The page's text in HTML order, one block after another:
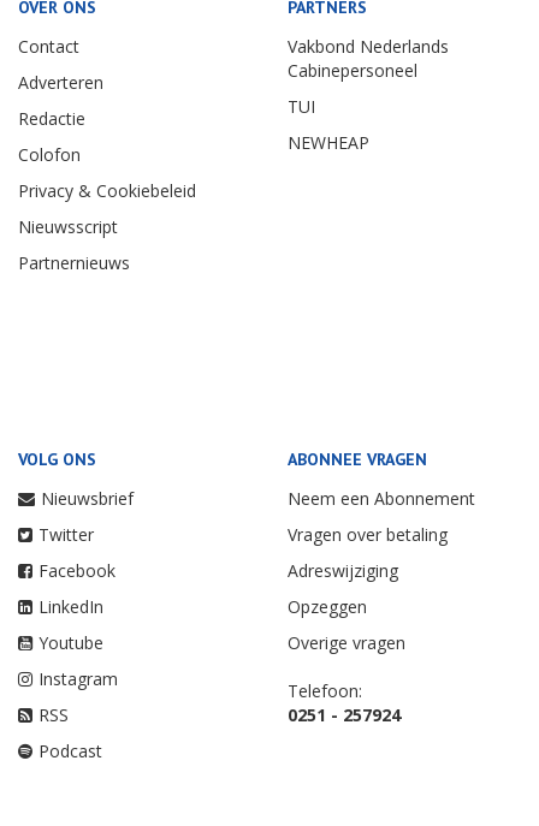
OVER ONS
Contact
Adverteren
Redactie
Colofon
Privacy & Cookiebeleid
Nieuwsscript
Partnernieuws
PARTNERS
Vakbond Nederlands
Cabinepersoneel
TUI
NEWHEAP
VOLG ONS
Nieuwsbrief
Twitter
Facebook
LinkedIn
Youtube
Instagram
RSS
Podcast
ABONNEE VRAGEN
Neem een Abonnement
Vragen over betaling
Adreswijziging
Opzeggen
Overige vragen
Telefoon:
0251 - 257924